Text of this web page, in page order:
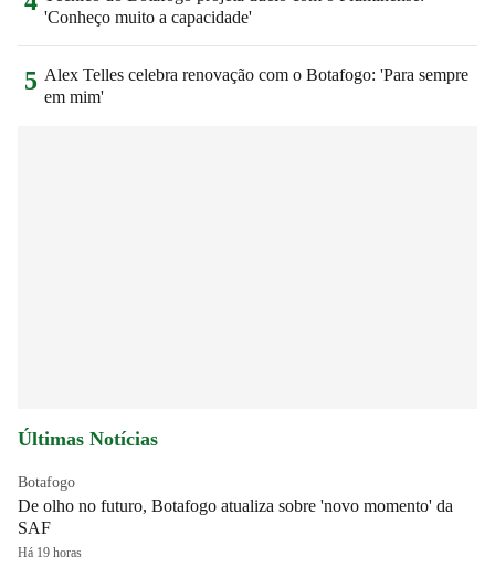
'Conheço muito a capacidade'
5 Alex Telles celebra renovação com o Botafogo: 'Para sempre
em mim'
Últimas Notícias
Botafogo
De olho no futuro, Botafogo atualiza sobre 'novo momento' da
SAF
Há 19 horas